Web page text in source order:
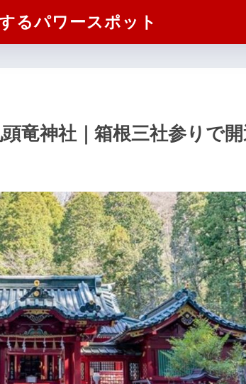
るパワースポット
竜神社｜箱根三社参りで